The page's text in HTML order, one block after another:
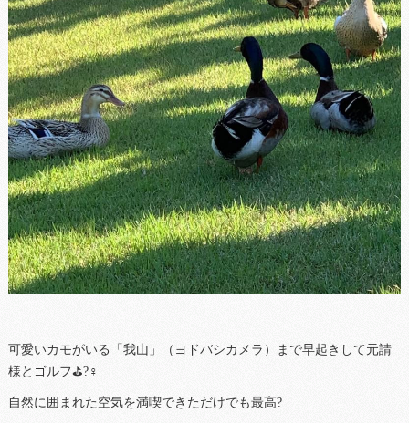
可愛いカモがいる「我山」（ヨドバシカメラ）まで早起きして元請
様とゴルフ⛳️?️‍♀️
自然に囲まれた空気を満喫できただけでも最高?